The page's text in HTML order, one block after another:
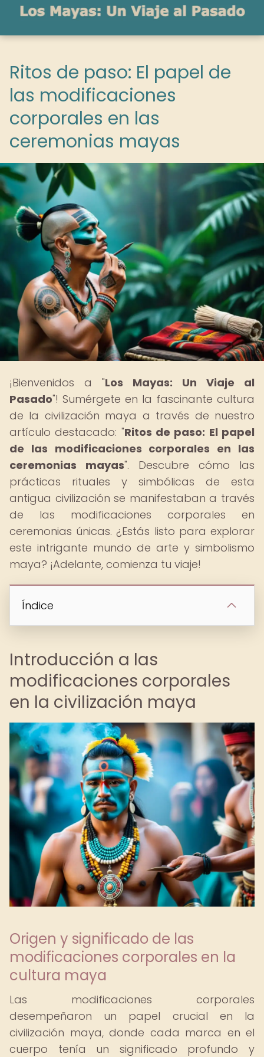
Ritos de paso: El papel de
las modificaciones
corporales en las
ceremonias mayas
¡Bienvenidos a "Los Mayas: Un Viaje al
Pasado"! Sumérgete en la fascinante cultura
de la civilización maya a través de nuestro
artículo destacado: "Ritos de paso: El papel
de las modificaciones corporales en las
ceremonias mayas". Descubre cómo las
prácticas rituales y simbólicas de esta
antigua civilización se manifestaban a través
de las modificaciones corporales en
ceremonias únicas. ¿Estás listo para explorar
este intrigante mundo de arte y simbolismo
maya? ¡Adelante, comienza tu viaje!
Índice
Introducción a las
modificaciones corporales
en la civilización maya
Origen y significado de las
modificaciones corporales en la
cultura maya
Las modificaciones corporales
desempeñaron un papel crucial en la
civilización maya, donde cada marca en el
cuerpo tenía un significado profundo y